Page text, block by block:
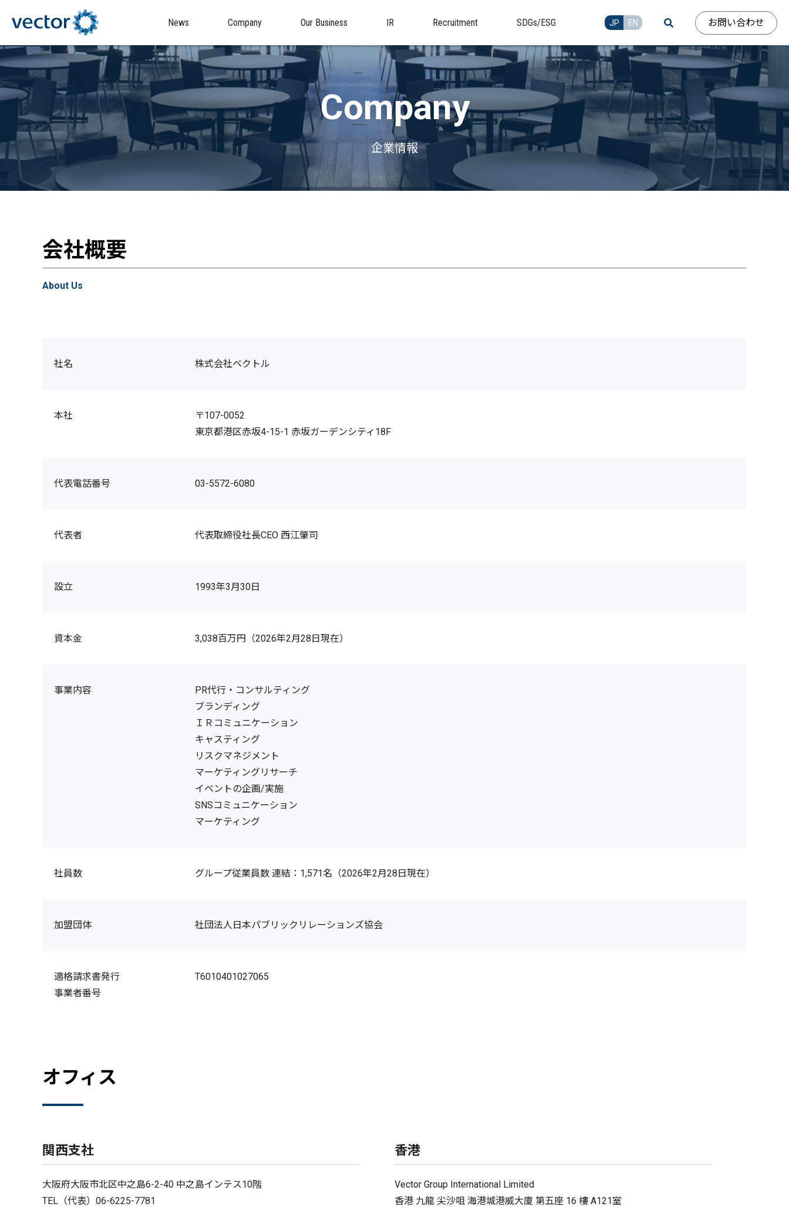
News Company Our Business IR Recruitment SDGs/ESG JP EN お問い合わせ
Company
企業情報
会社概要
About Us
社名 株式会社ベクトル
本社
〒107-0052
東京都港区赤坂4-15-1 赤坂ガーデンシティ18F
代表電話番号 03-5572-6080
代表者 代表取締役社長CEO 西江肇司
設立 1993年3月30日
資本金 3,038百万円（2026年2月28日現在）
事業内容
PR代行・コンサルティング
ブランディング
ＩＲコミュニケーション
キャスティング
リスクマネジメント
マーケティングリサーチ
イベントの企画/実施
SNSコミュニケーション
マーケティング
社員数 グループ従業員数 連結：1,571名（2026年2月28日現在）
加盟団体 社団法人日本パブリックリレーションズ協会
適格請求書発行
事業者番号
T6010401027065
オフィス
関西支社
大阪府大阪市北区中之島6-2-40 中之島インテス10階
TEL（代表）06-6225-7781
香港
Vector Group International Limited
香港 九龍 尖沙咀 海港城港威大廈 第五座 16 樓 A121室